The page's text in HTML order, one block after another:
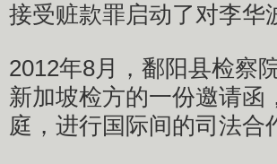
接受赃款罪启动了对李华
2012年8月，鄱阳县检察
新加坡检方的一份邀请函
庭，进行国际间的司法合